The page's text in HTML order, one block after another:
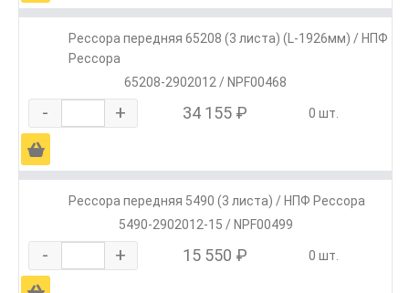
Рессора передняя 65208 (3 листа) (L-1926мм) / НПФ
Рессора
65208-2902012 / NPF00468
- + 34 155 ₽ 0 шт.
Ä
Рессора передняя 5490 (3 листа) / НПФ Рессора
5490-2902012-15 / NPF00499
- + 15 550 ₽ 0 шт.